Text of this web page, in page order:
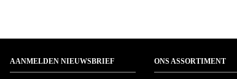
AANMELDEN NIEUWSBRIEF ONS ASSORTIMENT